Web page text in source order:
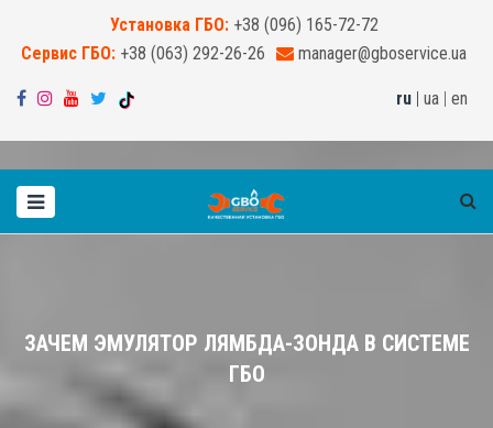
Установка ГБО: +38 (096) 165-72-72
Сервис ГБО: +38 (063) 292-26-26 manager@gboservice.ua
ru | ua | en
ЗАЧЕМ ЭМУЛЯТОР ЛЯМБДА-ЗОНДА В СИСТЕМЕ
ГБО